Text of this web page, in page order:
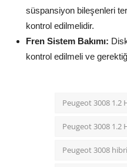
süspansiyon bileşenleri
kontrol edilmelidir.
Fren Sistem Bakımı:
kontrol edilmeli ve
Peugeot 3008 1.2
Peugeot 3008 1.2
Peugeot 3008